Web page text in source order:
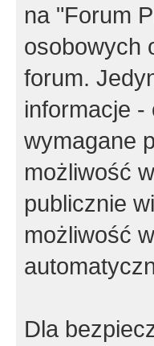
na "Forum
osobowych
forum.
informacje -
wymagane
możliwość
publicznie
możliwość
Dla